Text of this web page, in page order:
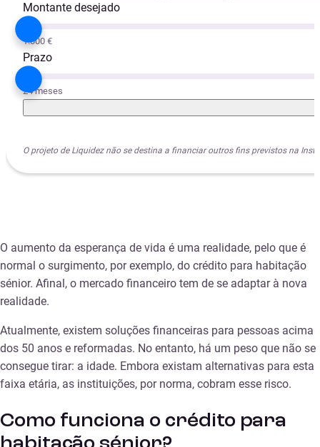
Montante desejado
1.000 €
Prazo
24 meses
O projeto de Liquidez não se destina a financiar outros fins previstos na
O aumento da esperança de vida é uma realidade, pelo que é
normal o surgimento, por exemplo, do crédito para habitação
sénior. Afinal, o mercado financeiro tem de se adaptar à nova
realidade.
Atualmente, existem soluções financeiras para pessoas acima
dos 50 anos e reformadas. No entanto, há um peso que não se
consegue tirar: a idade. Embora existam alternativas para esta
faixa etária, as instituições, por norma, cobram esse risco.
Como funciona o crédito para